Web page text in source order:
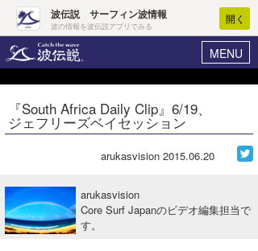
波伝説 サーフィン波情報
波の情報を波伝説アプリでみる
開く
MENU
ヘルプ マイホーム
ログイン
波情報･概況
WAVE HUNTER 波予想ツール
『South Africa Daily Clip』6/19、
ジェフリーズベイセッション
arukasvision 2015.06.20
arukasvision
Core Surf Japanのビデオ編集担当で
す。
Core Surf Japan
アート＆エンタメ